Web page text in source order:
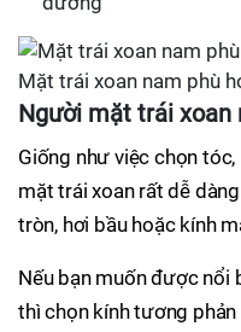
Mặt trái xoan nam phù
Người mặt trái xoan
Giống như việc chọn
mặt trái xoan rất dễ
tròn, hơi bầu hoặc kính
Nếu bạn muốn được nổi
thì chọn kính tương phản